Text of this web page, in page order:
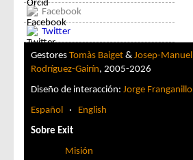
Facebook
Twitter
Gestores Tomàs Baiget & Josep-Manuel
Rodríguez-Gairín, 2005-2026
Diseño de interacción: Jorge Franganillo
Español · English
Sobre Exit
Misión